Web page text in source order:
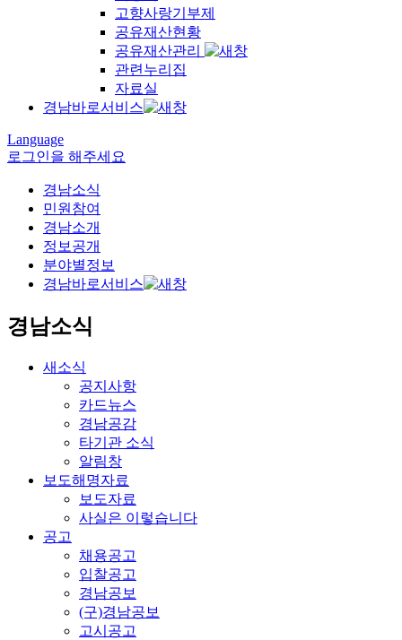
고향사랑기부제
공유재산현황
공유재산관리
관련누리집
자료실
경남바로서비스
Language
로그인을 해주세요
경남소식
민원참여
경남소개
정보공개
분야별정보
경남바로서비스
경남소식
새소식
공지사항
카드뉴스
경남공감
타기관 소식
알림창
보도해명자료
보도자료
사실은 이렇습니다
공고
채용공고
입찰공고
경남공보
(구)경남공보
고시공고